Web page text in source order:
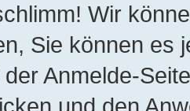
Wir
Sie können es
Anmelde-